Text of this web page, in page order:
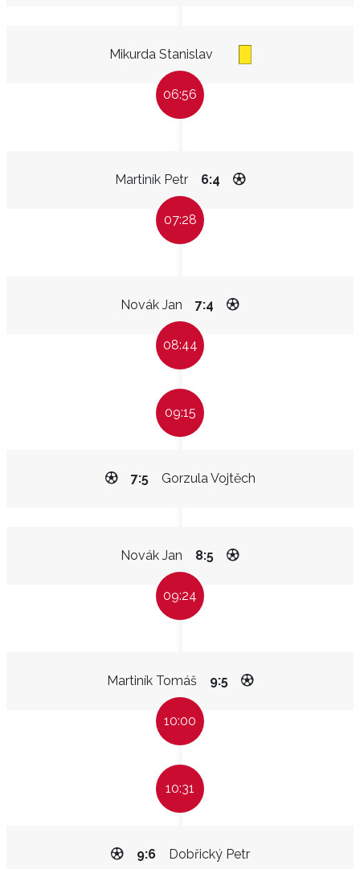
Mikurda Stanislav
06:56
Martiník Petr 6:4
07:28
Novák Jan 7:4
08:44
09:15
Gorzula Vojtěch
7:5
Novák Jan 8:5
09:24
Martiník Tomáš 9:5
10:00
10:31
Dobřický Petr
9:6